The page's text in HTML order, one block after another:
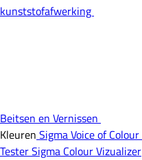
kunststofafwerking
Beitsen en Vernissen
Kleuren Sigma Voice of Colour
TesterSigma Colour Vizualizer